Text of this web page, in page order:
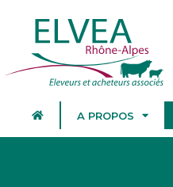
A PROPOS